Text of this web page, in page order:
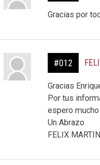
Gracias por
#012
Gracias
Por tus
espero
Un Abrazo
FELIX